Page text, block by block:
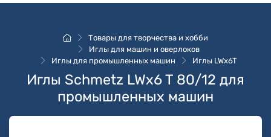
Товары для творчества и хобби
Иглы для машин и оверлоков
Иглы для промышленных машин
Иглы LWx6T
Иглы Schmetz LWx6 T 80/12 для
промышленных машин